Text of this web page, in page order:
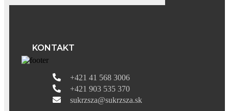
KONTAKT
+421 41 568 3006
+421 903 535 370
sukrzsza@sukrzsza.sk